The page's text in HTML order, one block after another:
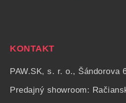
KONTAKT
PAW.SK, s. r. o., Šándorova
Predajný showroom: